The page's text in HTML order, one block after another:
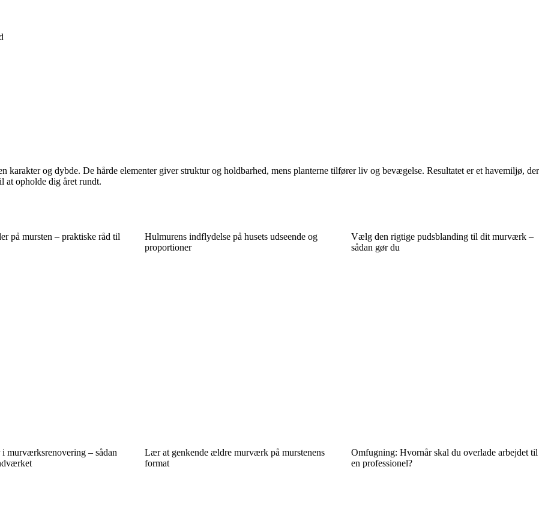
og dybde. De hårde elementer giver struktur og holdbarhed, mens planterne tilfører liv og bevægelse. Resultatet er et havemiljø, der
at opholde dig året rundt.
på mursten – praktiske råd til
Hulmurens indflydelse på husets udseende og
proportioner
Vælg den rigtige pudsblanding til dit murværk –
sådan gør du
murværksrenovering – sådan
Lær at genkende ældre murværk på murstenens
format
Omfugning: Hvornår skal du overlade arbejdet til
en professionel?